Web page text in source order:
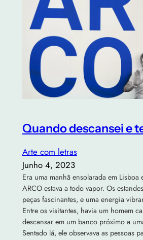
Quando descansei e
Arte com letras
Junho 4, 2023
Era uma manhã ensolarada em Lisboa
ARCO estava a todo vapor. Os
peças fascinantes, e uma energia
Entre os visitantes, havia um homem
descansar em um banco próximo a
Sentado lá, ele observava as pessoas